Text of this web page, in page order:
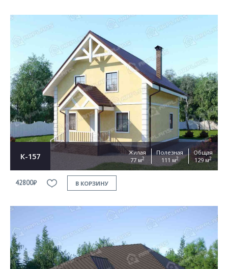
К-157
Жилая
77 м2
Полезная
111 м2
Общая
129 м2
42800₽ В КОРЗИНУ